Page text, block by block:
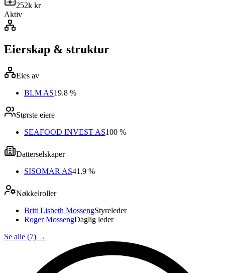
252k kr
Aktiv
Eierskap & struktur
Eies av
BLM AS19.8 %
Største eiere
SEAFOOD INVEST AS100 %
Datterselskaper
SISOMAR AS41.9 %
Nøkkelroller
Britt Lisbeth MossengStyreleder
Roger MossengDaglig leder
Se alle (7) →